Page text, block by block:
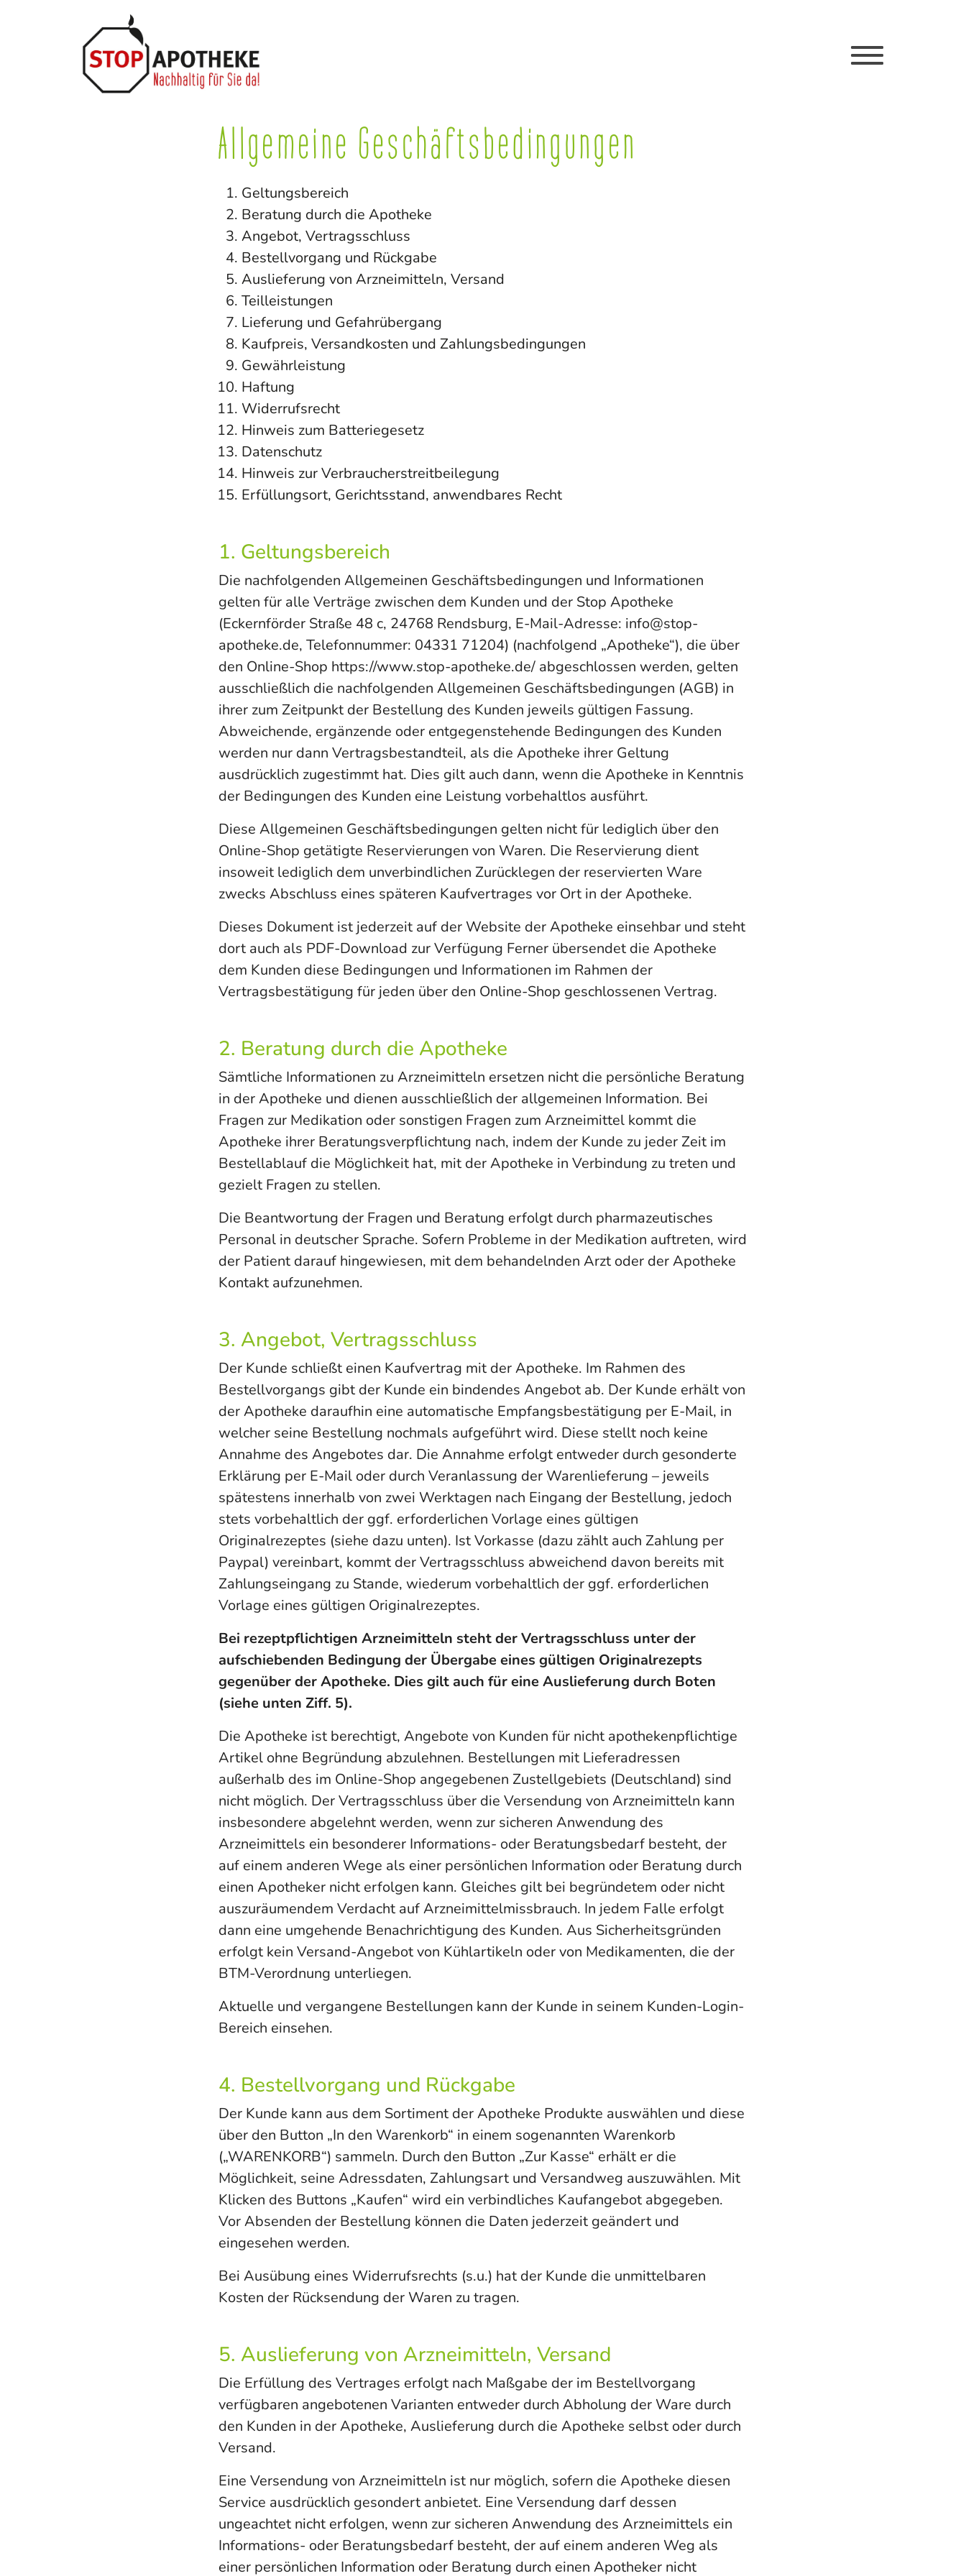
Allgemeine Geschäftsbedingungen
Geltungsbereich
Beratung durch die Apotheke
Angebot, Vertragsschluss
Bestellvorgang und Rückgabe
Auslieferung von Arzneimitteln, Versand
Teilleistungen
Lieferung und Gefahrübergang
Kaufpreis, Versandkosten und Zahlungsbedingungen
Gewährleistung
Haftung
Widerrufsrecht
Hinweis zum Batteriegesetz
Datenschutz
Hinweis zur Verbraucherstreitbeilegung
Erfüllungsort, Gerichtsstand, anwendbares Recht
1. Geltungsbereich
Die nachfolgenden Allgemeinen Geschäftsbedingungen und Informationen
gelten für alle Verträge zwischen dem Kunden und der Stop Apotheke
(Eckernförder Straße 48 c, 24768 Rendsburg, E-Mail-Adresse: info@stop-
apotheke.de, Telefonnummer: 04331 71204) (nachfolgend „Apotheke“), die über
den Online-Shop https://www.stop-apotheke.de/ abgeschlossen werden, gelten
ausschließlich die nachfolgenden Allgemeinen Geschäftsbedingungen (AGB) in
ihrer zum Zeitpunkt der Bestellung des Kunden jeweils gültigen Fassung.
Abweichende, ergänzende oder entgegenstehende Bedingungen des Kunden
werden nur dann Vertragsbestandteil, als die Apotheke ihrer Geltung
ausdrücklich zugestimmt hat. Dies gilt auch dann, wenn die Apotheke in Kenntnis
der Bedingungen des Kunden eine Leistung vorbehaltlos ausführt.
Diese Allgemeinen Geschäftsbedingungen gelten nicht für lediglich über den
Online-Shop getätigte Reservierungen von Waren. Die Reservierung dient
insoweit lediglich dem unverbindlichen Zurücklegen der reservierten Ware
zwecks Abschluss eines späteren Kaufvertrages vor Ort in der Apotheke.
Dieses Dokument ist jederzeit auf der Website der Apotheke einsehbar und steht
dort auch als PDF-Download zur Verfügung Ferner übersendet die Apotheke
dem Kunden diese Bedingungen und Informationen im Rahmen der
Vertragsbestätigung für jeden über den Online-Shop geschlossenen Vertrag.
2. Beratung durch die Apotheke
Sämtliche Informationen zu Arzneimitteln ersetzen nicht die persönliche Beratung
in der Apotheke und dienen ausschließlich der allgemeinen Information. Bei
Fragen zur Medikation oder sonstigen Fragen zum Arzneimittel kommt die
Apotheke ihrer Beratungsverpflichtung nach, indem der Kunde zu jeder Zeit im
Bestellablauf die Möglichkeit hat, mit der Apotheke in Verbindung zu treten und
gezielt Fragen zu stellen.
Die Beantwortung der Fragen und Beratung erfolgt durch pharmazeutisches
Personal in deutscher Sprache. Sofern Probleme in der Medikation auftreten, wird
der Patient darauf hingewiesen, mit dem behandelnden Arzt oder der Apotheke
Kontakt aufzunehmen.
3. Angebot, Vertragsschluss
Der Kunde schließt einen Kaufvertrag mit der Apotheke. Im Rahmen des
Bestellvorgangs gibt der Kunde ein bindendes Angebot ab. Der Kunde erhält von
der Apotheke daraufhin eine automatische Empfangsbestätigung per E-Mail, in
welcher seine Bestellung nochmals aufgeführt wird. Diese stellt noch keine
Annahme des Angebotes dar. Die Annahme erfolgt entweder durch gesonderte
Erklärung per E-Mail oder durch Veranlassung der Warenlieferung – jeweils
spätestens innerhalb von zwei Werktagen nach Eingang der Bestellung, jedoch
stets vorbehaltlich der ggf. erforderlichen Vorlage eines gültigen
Originalrezeptes (siehe dazu unten). Ist Vorkasse (dazu zählt auch Zahlung per
Paypal) vereinbart, kommt der Vertragsschluss abweichend davon bereits mit
Zahlungseingang zu Stande, wiederum vorbehaltlich der ggf. erforderlichen
Vorlage eines gültigen Originalrezeptes.
Bei rezeptpflichtigen Arzneimitteln steht der Vertragsschluss unter der
aufschiebenden Bedingung der Übergabe eines gültigen Originalrezepts
gegenüber der Apotheke. Dies gilt auch für eine Auslieferung durch Boten
(siehe unten Ziff. 5).
Die Apotheke ist berechtigt, Angebote von Kunden für nicht apothekenpflichtige
Artikel ohne Begründung abzulehnen. Bestellungen mit Lieferadressen
außerhalb des im Online-Shop angegebenen Zustellgebiets (Deutschland) sind
nicht möglich. Der Vertragsschluss über die Versendung von Arzneimitteln kann
insbesondere abgelehnt werden, wenn zur sicheren Anwendung des
Arzneimittels ein besonderer Informations- oder Beratungsbedarf besteht, der
auf einem anderen Wege als einer persönlichen Information oder Beratung durch
einen Apotheker nicht erfolgen kann. Gleiches gilt bei begründetem oder nicht
auszuräumendem Verdacht auf Arzneimittelmissbrauch. In jedem Falle erfolgt
dann eine umgehende Benachrichtigung des Kunden. Aus Sicherheitsgründen
erfolgt kein Versand-Angebot von Kühlartikeln oder von Medikamenten, die der
BTM-Verordnung unterliegen.
Aktuelle und vergangene Bestellungen kann der Kunde in seinem Kunden-Login-
Bereich einsehen.
4. Bestellvorgang und Rückgabe
Der Kunde kann aus dem Sortiment der Apotheke Produkte auswählen und diese
über den Button „In den Warenkorb“ in einem sogenannten Warenkorb
(„WARENKORB“) sammeln. Durch den Button „Zur Kasse“ erhält er die
Möglichkeit, seine Adressdaten, Zahlungsart und Versandweg auszuwählen. Mit
Klicken des Buttons „Kaufen“ wird ein verbindliches Kaufangebot abgegeben.
Vor Absenden der Bestellung können die Daten jederzeit geändert und
eingesehen werden.
Bei Ausübung eines Widerrufsrechts (s.u.) hat der Kunde die unmittelbaren
Kosten der Rücksendung der Waren zu tragen.
5. Auslieferung von Arzneimitteln, Versand
Die Erfüllung des Vertrages erfolgt nach Maßgabe der im Bestellvorgang
verfügbaren angebotenen Varianten entweder durch Abholung der Ware durch
den Kunden in der Apotheke, Auslieferung durch die Apotheke selbst oder durch
Versand.
Eine Versendung von Arzneimitteln ist nur möglich, sofern die Apotheke diesen
Service ausdrücklich gesondert anbietet. Eine Versendung darf dessen
ungeachtet nicht erfolgen, wenn zur sicheren Anwendung des Arzneimittels ein
Informations- oder Beratungsbedarf besteht, der auf einem anderen Weg als
einer persönlichen Information oder Beratung durch einen Apotheker nicht